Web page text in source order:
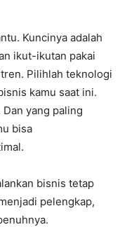
Kuncinya adalah
ikut-ikutan pakai
Pilihlah teknologi
kamu saat ini.
yang paling
bisa
bisnis tetap
pelengkap,